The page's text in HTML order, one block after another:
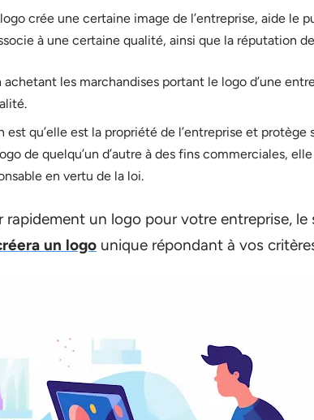
crée une certaine image de l’entreprise, aide le
à une certaine qualité, ainsi que la réputation
les marchandises portant le logo d’une
qu’elle est la propriété de l’entreprise et protège
de quelqu’un d’autre à des fins commerciales,
en vertu de la loi.
rapidement un logo pour votre entreprise, le
un logo unique répondant à vos